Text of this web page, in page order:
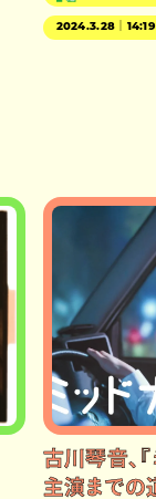
2024.3.28｜14:19
古川琴音、
主演までの